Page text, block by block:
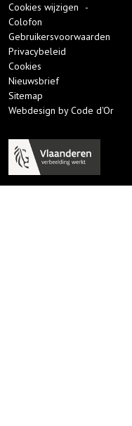
Cookies wijzigen
-
Colofon
Gebruikersvoorwaarden
Privacybeleid
Cookies
Nieuwsbrief
Sitemap
Webdesign by Code d'Or